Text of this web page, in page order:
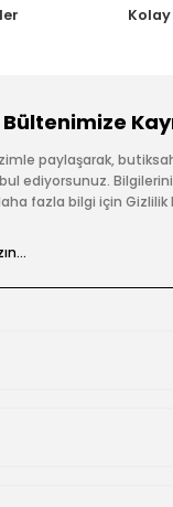
paylaşarak,
ediyorsunuz.
fazla bilgi için Gizlilik